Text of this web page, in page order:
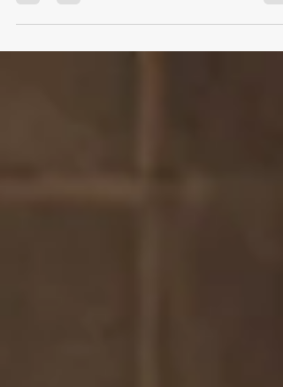
Por LIPE JUSTINO Crédito: Alan Roskyn /
Netflix...